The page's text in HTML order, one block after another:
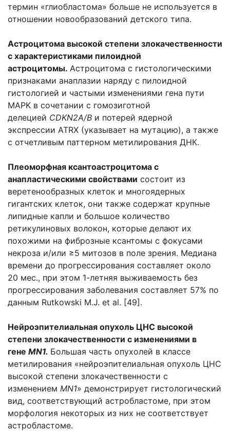
термин «глиобластома» больше не используется в
отношении новообразований детского типа.
Астроцитома высокой степени злокачественности
с характеристиками пилоидной
астроцитомы. Астроцитома с гистологическими
признаками анаплазии наряду с пилоидной
гистологией и частыми изменениями гена пути
MAPK в сочетании с гомозиготной
делецией CDKN2A/B и потерей ядерной
экспрессии ATRX (указывает на мутацию), а также
с отчетливым паттерном метилирования ДНК.
Плеоморфная ксантоастроцитома с
анапластическими свойствами состоит из
веретенообразных клеток и многоядерных
гигантских клеток, они также содержат крупные
липидные капли и большое количество
ретикулиновых волокон, которые делают их
похожими на фиброзные ксантомы с фокусами
некроза и/или ≥5 митозов в поле зрения. Медиана
времени до прогрессирования составляет около
20 мес., при этом 1-летняя выживаемость без
прогрессирования заболевания составляет 57% по
данным Rutkowski M.J. et al. [49].
Нейроэпителиальная опухоль ЦНС высокой
степени злокачественности с изменениями в
гене MN1. Большая часть опухолей в классе
метилирования «нейроэпителиальная опухоль ЦНС
высокой степени злокачественности с
изменением MN1» демонстрирует гистологический
вид, соответствующий астробластоме, при этом
морфология некоторых из них не соответствует
астробластоме.